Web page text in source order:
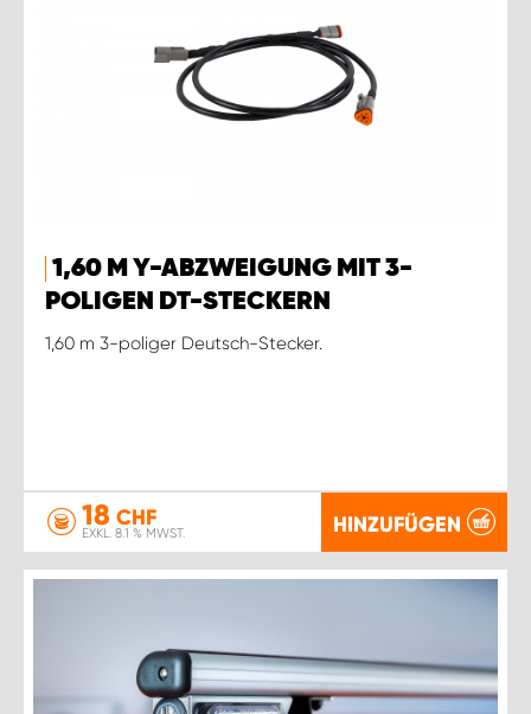
1,60 M Y-ABZWEIGUNG MIT 3-
POLIGEN DT-STECKERN
1,60 m 3-poliger Deutsch-Stecker.
18 CHF
EXKL. 8.1 % MWST. HINZUFÜGEN